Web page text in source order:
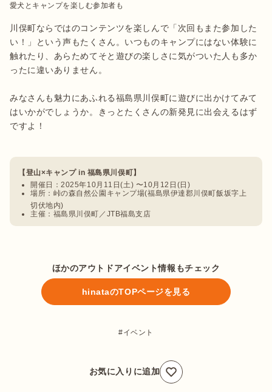
愛犬とキャンプを楽しむ参加者も
川俣町ならではのコンテンツを楽しんで「次回もまた参加した
い！」という声もたくさん。いつものキャンプにはない体験に
触れたり、あらためてそと遊びの楽しさに気がついた人も多か
ったに違いありません。
みなさんも魅力にあふれる福島県川俣町に遊びに出かけてみて
はいかがでしょうか。きっとたくさんの新発見に出会えるはず
ですよ！
【登山×キャンプ in 福島県川俣町】
開催日：2025年10月11日(土) 〜10月12日(日)
場所：峠の森自然公園キャンプ場(福島県伊達郡川俣町飯坂字上
切伏地内)
主催：福島県川俣町／JTB福島支店
ほかのアウトドアイベント情報もチェック
hinataのTOPページを見る
イベント
お気に入りに追加